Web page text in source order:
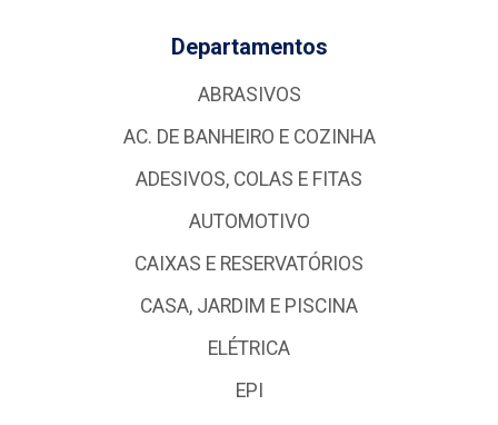
Departamentos
ABRASIVOS
AC. DE BANHEIRO E COZINHA
ADESIVOS, COLAS E FITAS
AUTOMOTIVO
CAIXAS E RESERVATÓRIOS
CASA, JARDIM E PISCINA
ELÉTRICA
EPI